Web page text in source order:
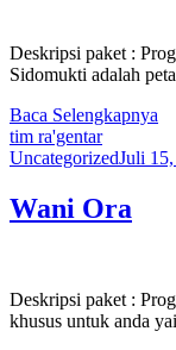
Deskripsi paket :
Sidomukti adalah
Baca Selengkapnya
tim ra'gentar
UncategorizedJuli 15,
Wani Ora
Deskripsi paket :
khusus untuk anda